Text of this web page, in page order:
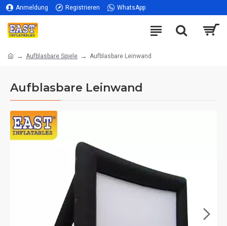
Anmeldung Registrieren WhatsApp
Aufblasbare Spiele Aufblasbare Leinwand
Aufblasbare Leinwand